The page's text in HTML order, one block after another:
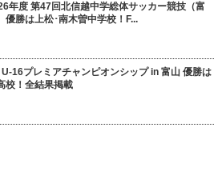
年度 第47回北信越中学総体サッカー競技（富
優勝は上松･南木曽中学校！F...
16プレミアチャンピオンシップ in 富山 優勝は
校！全結果掲載